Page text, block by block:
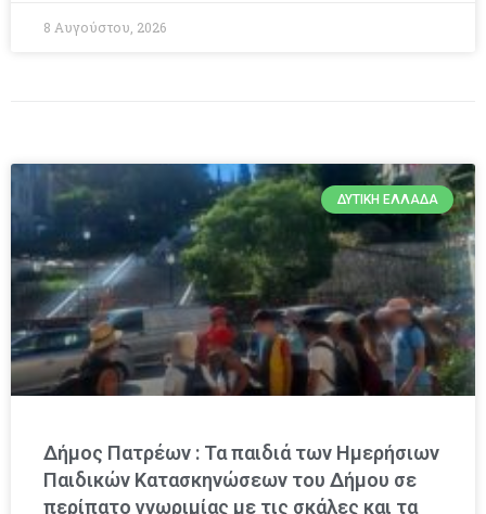
8 Αυγούστου, 2026
ΔΥΤΙΚΉ ΕΛΛΆΔΑ
Δήμος Πατρέων : Τα παιδιά των Ημερήσιων
Παιδικών Κατασκηνώσεων του Δήμου σε
περίπατο γνωριμίας με τις σκάλες και τα